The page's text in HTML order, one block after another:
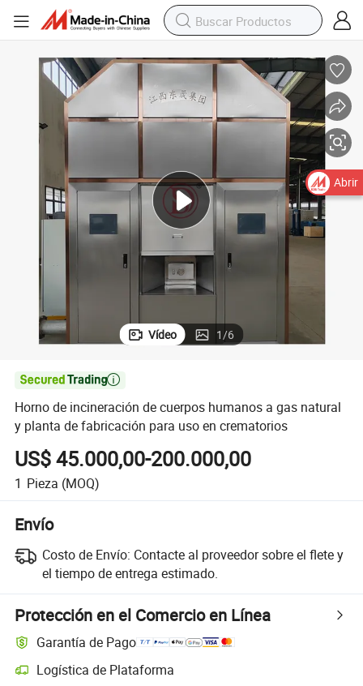
Vídeo 1/6

Horno de incineración de cuerpos humanos a gas natural
y planta de fabricación para uso en crematorios
US$ 45.000,00-200.000,00
1 Pieza (MOQ)
Envío
Costo de Envío: Contacte al proveedor sobre el flete y
el tiempo de entrega estimado.
Protección en el Comercio en Línea
Garantía de Pago
Logística de Plataforma
Abrir